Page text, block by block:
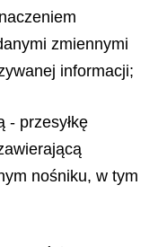
zmiennymi
informacji;
- przesyłkę
nośniku, w tym